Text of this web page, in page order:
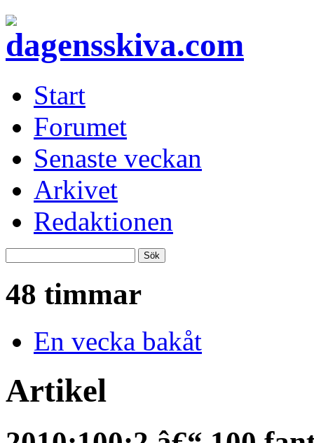
Start
Forumet
Senaste veckan
Arkivet
Redaktionen
48 timmar
En vecka bakåt
Artikel